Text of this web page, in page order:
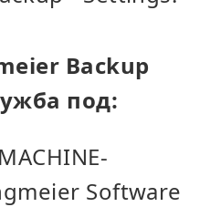
Backup
под:
Software